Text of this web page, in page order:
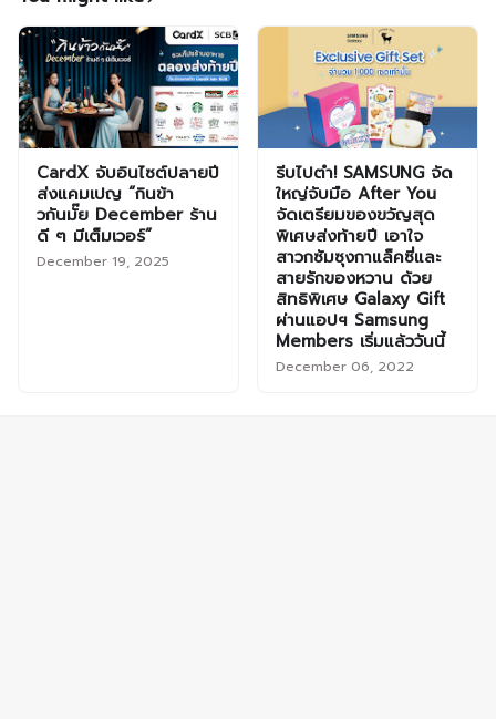
CardX จับอินไซต์ปลายปี
ส่งแคมเปญ “กินข้า
วกันมั๊ย December ร้าน
ดี ๆ มีเต็มเวอร์”
December 19, 2025
รีบไปตำ! SAMSUNG จัด
ใหญ่จับมือ After You
จัดเตรียมของขวัญสุด
พิเศษส่งท้ายปี เอาใจ
สาวกซัมซุงกาแล็คซี่และ
สายรักของหวาน ด้วย
สิทธิพิเศษ Galaxy Gift
ผ่านแอปฯ Samsung
Members เริ่มแล้ววันนี้
December 06, 2022